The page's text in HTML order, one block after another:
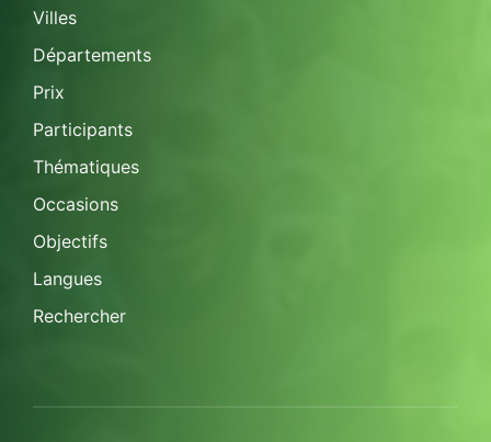
Villes
Départements
Prix
Participants
Thématiques
Occasions
Objectifs
Langues
Rechercher